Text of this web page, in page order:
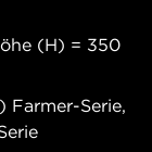
(H) = 350
Farmer-Serie,